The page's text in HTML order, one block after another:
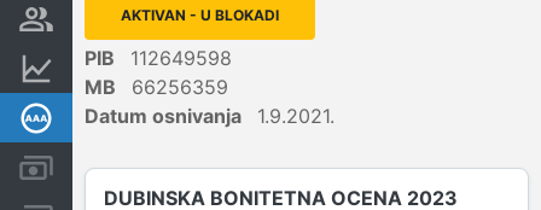
Vlasnička struktura
Finansijski podaci
Dubinska bonitetna ocena
Kreditni limit kompanije
AKTIVAN - U BLOKADI
PIB
112649598
MB
66256359
Datum osnivanja
1.9.2021.
DUBINSKA BONITETNA OCENA 2023